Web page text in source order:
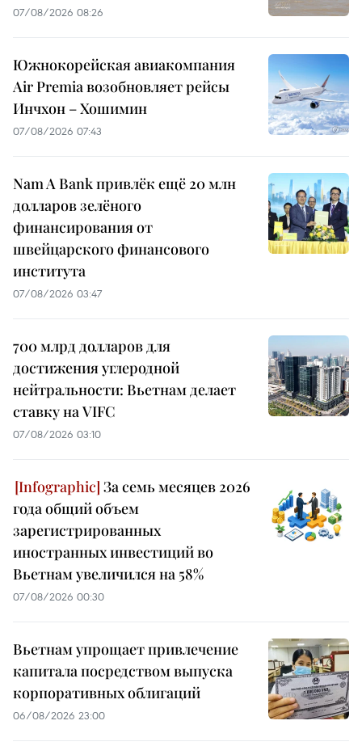
07/08/2026 08:26
Южнокорейская авиакомпания
Air Premia возобновляет рейсы
Инчхон – Хошимин
07/08/2026 07:43
Nam A Bank привлёк ещё 20 млн
долларов зелёного
финансирования от
швейцарского финансового
института
07/08/2026 03:47
700 млрд долларов для
достижения углеродной
нейтральности: Вьетнам делает
ставку на VIFC
07/08/2026 03:10
За семь месяцев 2026
года общий объем
зарегистрированных
иностранных инвестиций во
Вьетнам увеличился на 58%
07/08/2026 00:30
Вьетнам упрощает привлечение
капитала посредством выпуска
корпоративных облигаций
06/08/2026 23:00